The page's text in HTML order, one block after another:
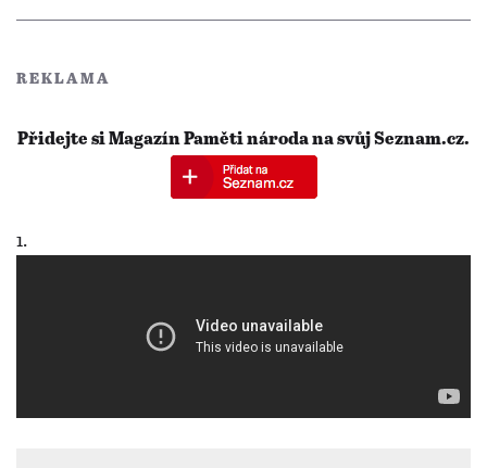
REKLAMA
Přidejte si Magazín Paměti národa na svůj Seznam.cz.
1.